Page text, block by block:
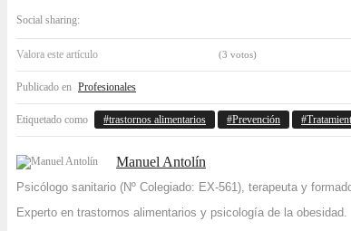
Social sharing:
Valora este artículo (3 votos)
Publicado en Profesionales
Etiquetado como trastornos alimentarios Prevención
Manuel Antolín
Psicólogo sanitario (Nº Colegiado: EX-561), terapeuta y
Experto en trastornos alimentarios y psicología de la obesidad.